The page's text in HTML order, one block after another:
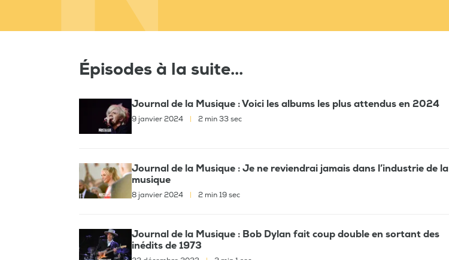
Épisodes à la suite...
Journal de la Musique : Voici les albums les plus attendus en 2024
9 janvier 2024 2 min 33 sec
Journal de la Musique : Je ne reviendrai jamais dans l’industrie de la
musique
8 janvier 2024 2 min 19 sec
Journal de la Musique : Bob Dylan fait coup double en sortant des
inédits de 1973